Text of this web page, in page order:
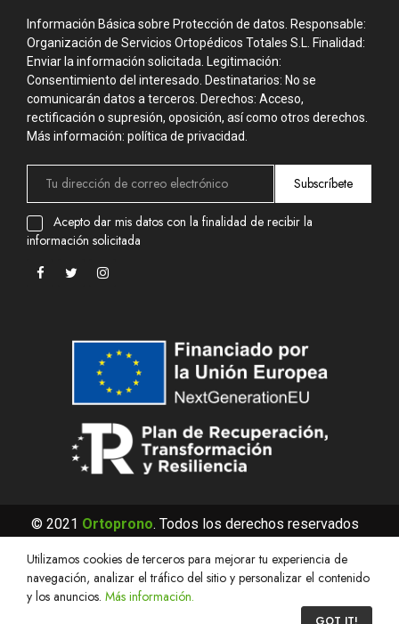
Información Básica sobre Protección de datos. Responsable:
Organización de Servicios Ortopédicos Totales S.L. Finalidad:
Enviar la información solicitada. Legitimación:
Consentimiento del interesado. Destinatarios: No se
comunicarán datos a terceros. Derechos: Acceso,
rectificación o supresión, oposición, así como otros derechos.
Más información: política de privacidad.
Subscríbete
Acepto dar mis datos con la finalidad de recibir la
información solicitada
© 2021 Ortoprono. Todos los derechos reservados
Utilizamos cookies de terceros para mejorar tu experiencia de
navegación, analizar el tráfico del sitio y personalizar el contenido
y los anuncios. Más información.